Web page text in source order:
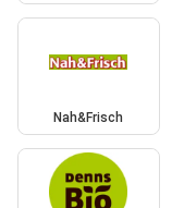
Nah&Frisch